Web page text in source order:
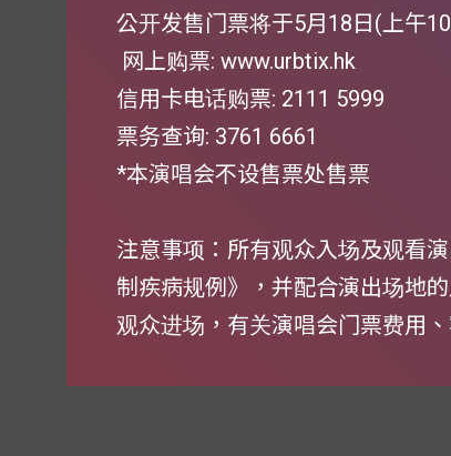
公开发售门票将于5月18日(上午
网上购票: www.urbtix.hk
信用卡电话购票: 2111 5999
票务查询: 3761 6661
*本演唱会不设售票处售票
注意事项：所有观众入场及观看
制疾病规例》，并配合演出场地
观众进场，有关演唱会门票费用